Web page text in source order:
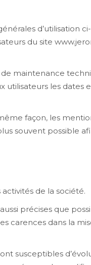
d’utilisation
du site
maintenance
utilisateurs les dates
façon, les
souvent possible
de la société.
précises que
carences dans la
susceptibles